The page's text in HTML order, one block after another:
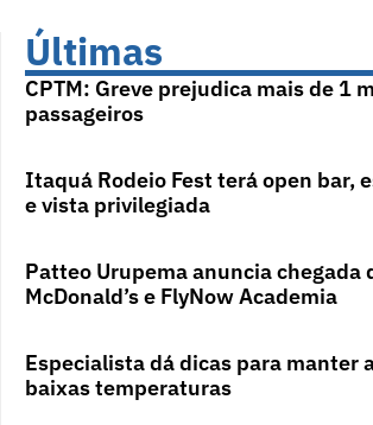
Últimas
CPTM: Greve prejudica mais de 1
passageiros
Itaquá Rodeio Fest terá open bar,
e vista privilegiada
Patteo Urupema anuncia chegada
McDonald’s e FlyNow Academia
Especialista dá dicas para manter
baixas temperaturas